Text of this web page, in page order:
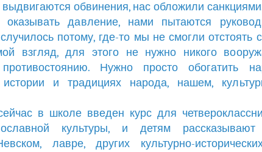
обвинения, нас обложили
давление, нами пытаются
потому, где-то мы не смогли отстоять
взгляд, для этого не нужно никого
Нужно просто обогатить
и традициях народа, нашем,
в школе введен курс для
культуры, и детям
лавре, других культурно-